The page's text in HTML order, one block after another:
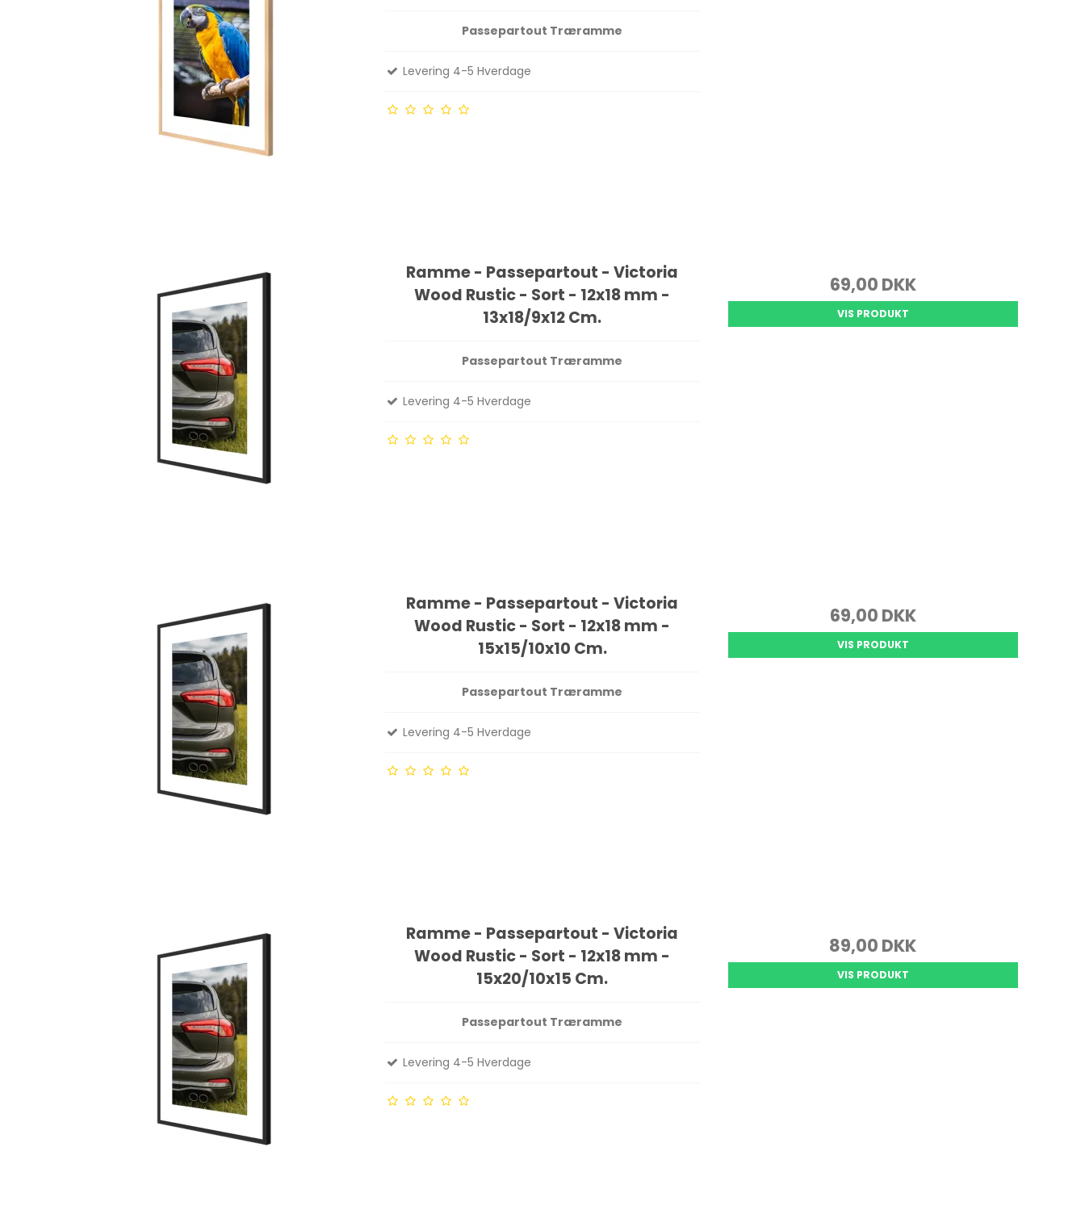
Passepartout Træramme
Levering 4-5 Hverdage
Ramme - Passepartout - Victoria
Wood Rustic - Sort - 12x18 mm -
13x18/9x12 Cm.
Passepartout Træramme
Levering 4-5 Hverdage
69,00 DKK
VIS PRODUKT
Ramme - Passepartout - Victoria
Wood Rustic - Sort - 12x18 mm -
15x15/10x10 Cm.
Passepartout Træramme
Levering 4-5 Hverdage
69,00 DKK
VIS PRODUKT
Ramme - Passepartout - Victoria
Wood Rustic - Sort - 12x18 mm -
15x20/10x15 Cm.
Passepartout Træramme
Levering 4-5 Hverdage
89,00 DKK
VIS PRODUKT